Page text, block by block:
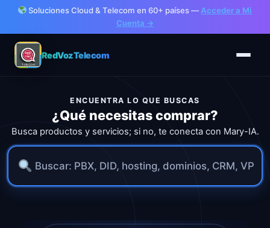
Soluciones Cloud & Telecom en 60+ países — Acceder a Mi
Cuenta →
RedVozTelecom
ENCUENTRA LO QUE BUSCAS
¿Qué necesitas comprar?
Busca productos y servicios; si no, te conecta con Mary-IA.